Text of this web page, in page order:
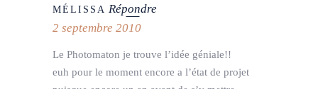
MÉLISSA Répondre
2 septembre 2010
Le Photomaton je trouve l’idée géniale!!
euh pour le moment encore a l’état de projet